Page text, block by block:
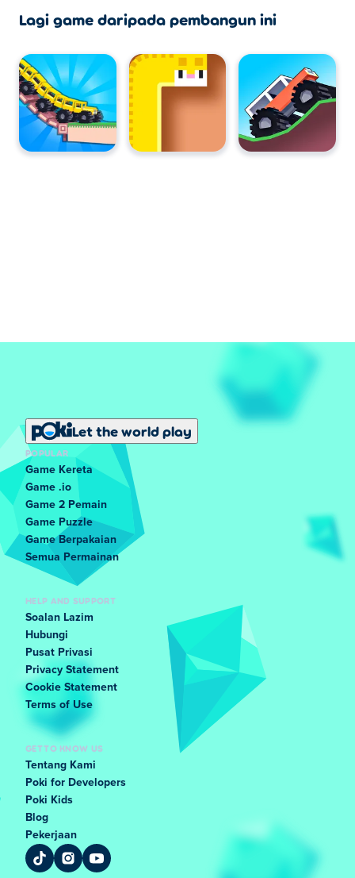
Lagi game daripada pembangun ini
Let the world play
POPULAR
Game Kereta
Game .io
Game 2 Pemain
Game Puzzle
Game Berpakaian
Semua Permainan
HELP AND SUPPORT
Soalan Lazim
Hubungi
Pusat Privasi
Privacy Statement
Cookie Statement
Terms of Use
GET TO KNOW US
Tentang Kami
Poki for Developers
Poki Kids
Blog
Pekerjaan